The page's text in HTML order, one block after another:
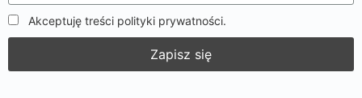
Akceptuję treści polityki prywatności.